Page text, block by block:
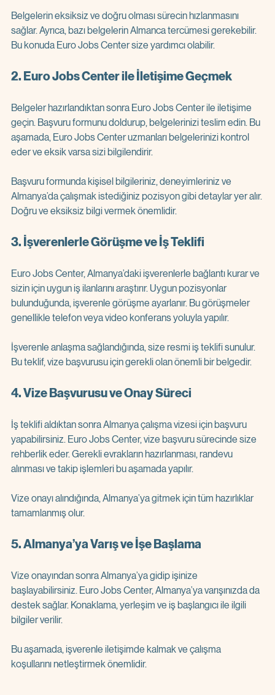
Belgelerin eksiksiz ve doğru olması sürecin hızlanmasını
sağlar. Ayrıca, bazı belgelerin Almanca tercümesi gerekebilir.
Bu konuda Euro Jobs Center size yardımcı olabilir.
2. Euro Jobs Center ile İletişime Geçmek
Belgeler hazırlandıktan sonra Euro Jobs Center ile iletişime
geçin. Başvuru formunu doldurup, belgelerinizi teslim edin. Bu
aşamada, Euro Jobs Center uzmanları belgelerinizi kontrol
eder ve eksik varsa sizi bilgilendirir.
Başvuru formunda kişisel bilgileriniz, deneyimleriniz ve
Almanya’da çalışmak istediğiniz pozisyon gibi detaylar yer alır.
Doğru ve eksiksiz bilgi vermek önemlidir.
3. İşverenlerle Görüşme ve İş Teklifi
Euro Jobs Center, Almanya’daki işverenlerle bağlantı kurar ve
sizin için uygun iş ilanlarını araştırır. Uygun pozisyonlar
bulunduğunda, işverenle görüşme ayarlanır. Bu görüşmeler
genellikle telefon veya video konferans yoluyla yapılır.
İşverenle anlaşma sağlandığında, size resmi iş teklifi sunulur.
Bu teklif, vize başvurusu için gerekli olan önemli bir belgedir.
4. Vize Başvurusu ve Onay Süreci
İş teklifi aldıktan sonra Almanya çalışma vizesi için başvuru
yapabilirsiniz. Euro Jobs Center, vize başvuru sürecinde size
rehberlik eder. Gerekli evrakların hazırlanması, randevu
alınması ve takip işlemleri bu aşamada yapılır.
Vize onayı alındığında, Almanya’ya gitmek için tüm hazırlıklar
tamamlanmış olur.
5. Almanya’ya Varış ve İşe Başlama
Vize onayından sonra Almanya’ya gidip işinize
başlayabilirsiniz. Euro Jobs Center, Almanya’ya varışınızda da
destek sağlar. Konaklama, yerleşim ve iş başlangıcı ile ilgili
bilgiler verilir.
Bu aşamada, işverenle iletişimde kalmak ve çalışma
koşullarını netleştirmek önemlidir.